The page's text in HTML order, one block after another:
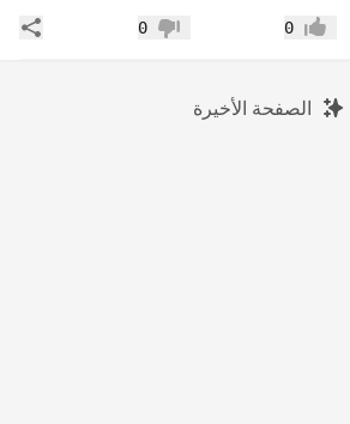
إعجاب0 عدم إعجاب
0
الصفحة الأخيرة